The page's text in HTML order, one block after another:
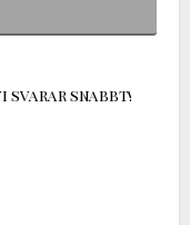
vi svarar snabbt!